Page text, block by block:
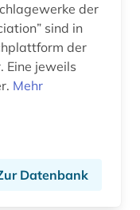
posttraumatische belastungsstörung (1)
der
sind in
der
Eine jeweils
Mehr
Datenbank